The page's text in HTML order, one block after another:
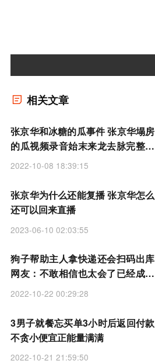
相关文章
张京华和冰糖的瓜事件 张京华塌房
的瓜视频录音始末来龙去脉完整版
发生了什么
2022-10-08 18:39:15
张京华为什么还能复播 张京华怎么
还可以回来直播
2023-06-10 02:03:55
狗子帮助主人拿快递还会扫码出库
网友：不敢相信也太会了已经成精
了
2022-10-22 00:29:28
3男子就餐忘买单3小时后返回付款
不贪小便宜正能量满满
2022-10-21 21:59:50